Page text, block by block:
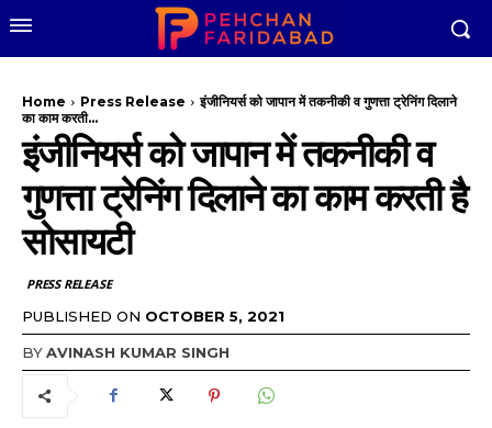
Home Press Release
इंजीनियर्स को जापान में तकनीकी व गुणत्ता ट्रेनिंग दिलाने
का काम करती...
इंजीनियर्स को जापान में तकनीकी व
गुणत्ता ट्रेनिंग दिलाने का काम करती है
सोसायटी
PRESS RELEASE
PUBLISHED ON OCTOBER 5, 2021
BYAVINASH KUMAR SINGH